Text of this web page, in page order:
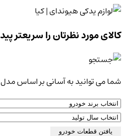
کالای مورد نظرتان را سریعتر
شما می توانید به آسانی بر اساس مدل
یافتن قطعات خودرو